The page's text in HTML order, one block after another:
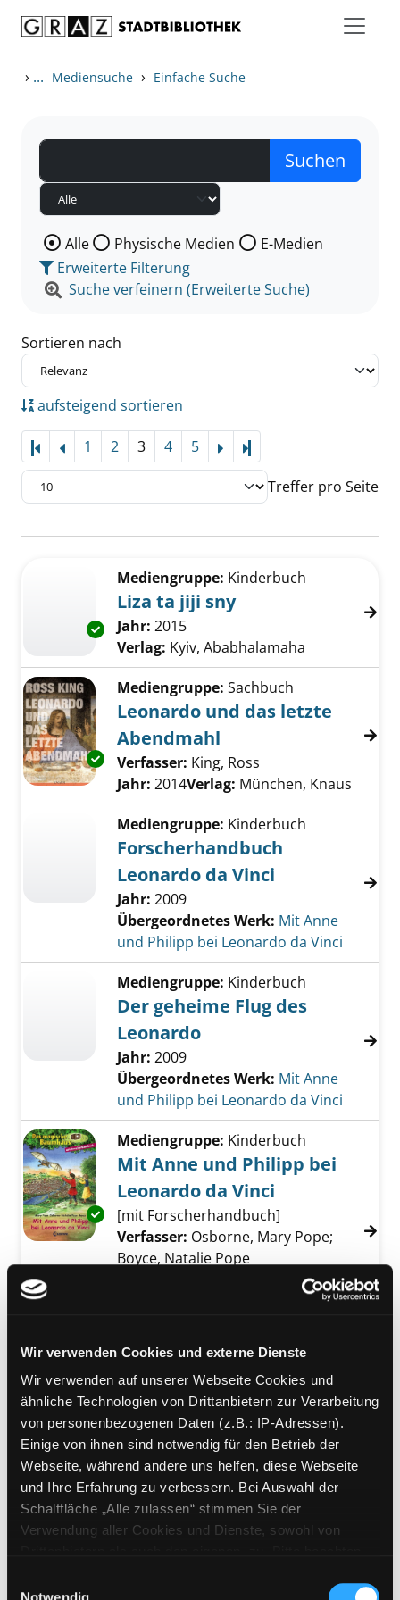
Wir verwenden Cookies und externe Dienste
Wir verwenden auf unserer Webseite Cookies und
ähnliche Technologien von Drittanbietern zur Verarbeitung
von personenbezogenen Daten (z.B.: IP-Adressen).
Einige von ihnen sind notwendig für den Betrieb der
Webseite, während andere uns helfen, diese Webseite
und Ihre Erfahrung zu verbessern. Bei Auswahl der
Schaltfläche „Alle zulassen“ stimmen Sie der
Verwendung aller Cookies und Dienste, sowohl von
Cookies von Drittanbietern, eine Verarbeitung in
Notwendig
› ... Mediensuche › Einfache Suche
Wählen Sie die Medienart nach der Sie suchen wollen.
Alle Physische Medien
E-Medien
Erweiterte Filterung
Suche verfeinern (Erweiterte Suche)
Sortieren nach
aufsteigend sortieren
1 2 3 4 5
Treffer pro Seite
Zu den Suchfiltern springen
Exemplar-Details von Liza ta jiji sny anzeigen
Mediengruppe: Kinderbuch
Liza ta jiji sny
Suche nach diesem Verfasser
Jahr: 2015
Verlag: Kyiv, Ababhalamaha
Exemplar-Details von Leonardo und das
Mediengruppe: Sachbuch
Leonardo und das letzte
Abendmahl
Verfasser: King, Ross
Jahr: 2014Verlag: München, Knaus
Mediengruppe: Kinderbuch
Forscherhandbuch
Leonardo da Vinci
Jahr: 2009
Übergeordnetes Werk: Mit Anne
und Philipp bei Leonardo da Vinci
Mediengruppe: Kinderbuch
Der geheime Flug des
Leonardo
Jahr: 2009
Übergeordnetes Werk: Mit Anne
und Philipp bei Leonardo da Vinci
Exemplar-Details von Mit Anne und Philipp
Mediengruppe: Kinderbuch
Mit Anne und Philipp bei
Leonardo da Vinci
[mit Forscherhandbuch]
Verfasser: Osborne, Mary Pope;
Boyce, Natalie Pope
Bindlach, Loewe
Das magische Baumhaus -
Exemplar-Details von Forscherhandbuch
Mediengruppe:Kinderbuch
Forscherhandbuch
Leonardo da Vinci
Verfasser:Osborne, Mary Pope;
Boyce, Natalie PopeSuche nach diesem
Jahr:2009Verlag: Bindlach, Loewe
Reihe:Das magische Baumhaus